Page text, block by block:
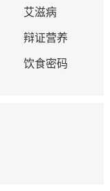
艾滋病
辩证营养
饮食密码